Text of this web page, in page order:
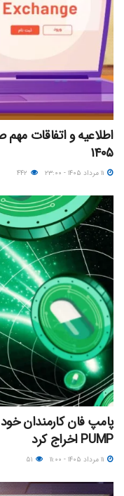
۱۴۰۵
پامپ فان کارمندان
PUMP اخراج کرد